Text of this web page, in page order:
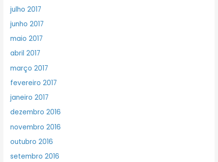
julho 2017
junho 2017
maio 2017
abril 2017
março 2017
fevereiro 2017
janeiro 2017
dezembro 2016
novembro 2016
outubro 2016
setembro 2016